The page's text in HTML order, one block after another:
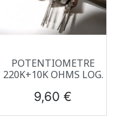
POTENTIOMETRE
220K+10K OHMS LOG.
Prix
9,60 €